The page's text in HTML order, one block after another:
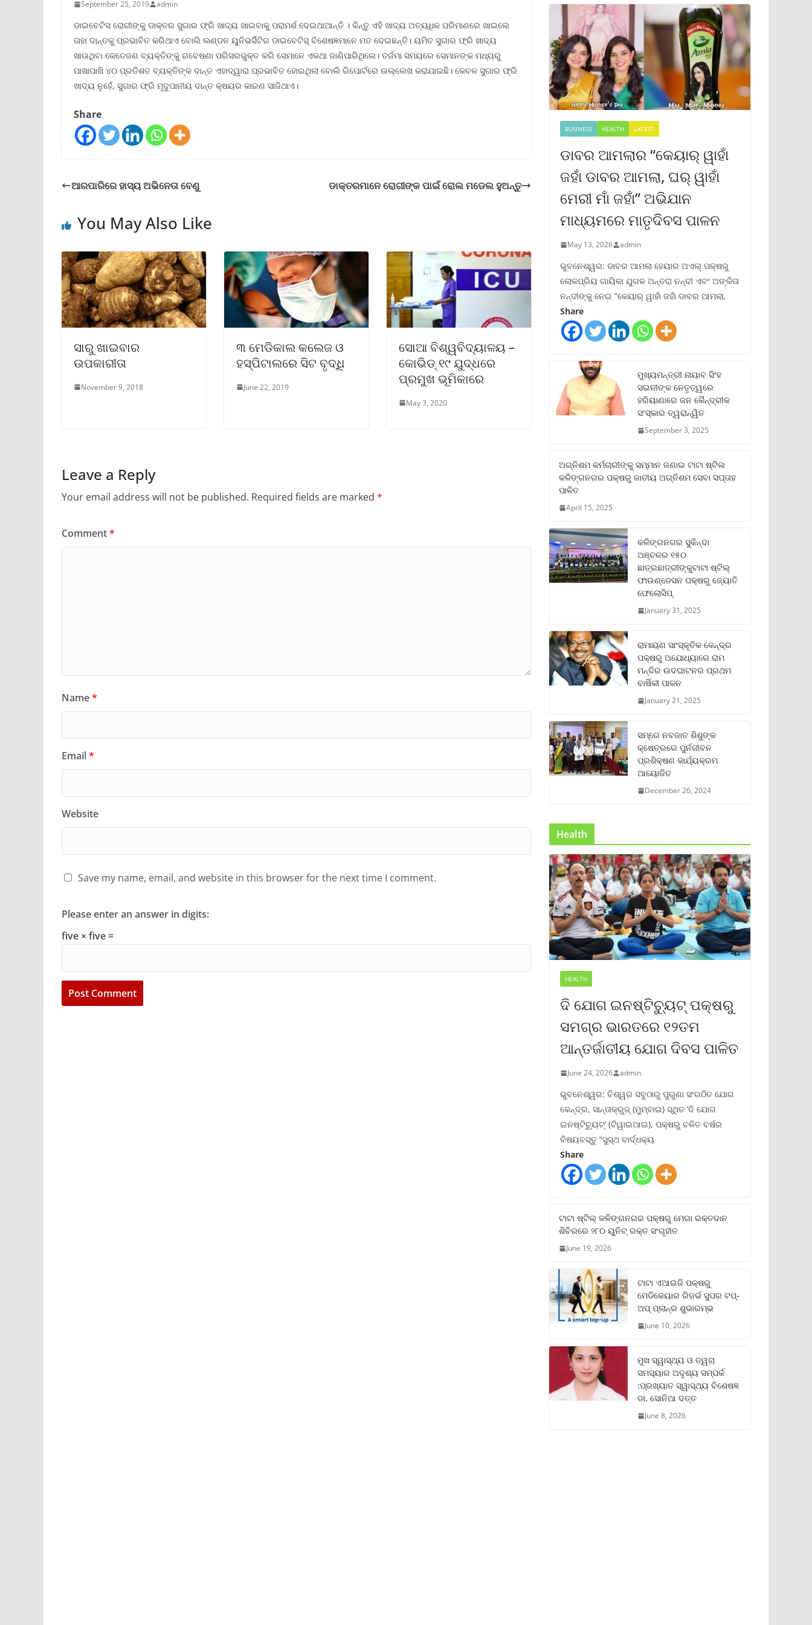
September 25, 2019 admin
ଡାଇବେଟିସ ରୋଗୀଙ୍କୁ ଡାକ୍ତର ସୁଗାର ଫ୍ରି ଖାଦ୍ୟ ଖାଇବାକୁ ପରାମର୍ଶ ଦେଇଥାଆନ୍ତି । କିନ୍ତୁ ଏହି ଖାଦ୍ୟ ଅତ୍ୟଧିକ ପରିମାଣରେ ଖାଇଲେ
ତାହା ଦାନ୍ତକୁ ପ୍ରଭାବିତ କରିଥାଏ ବୋଲି ଲଣ୍ଡନ ୟୁନିଭର୍ସିଟିର ଡାଇବେଟିସ୍ ବିଶେଷଜ୍ଞମାନେ ମତ ଦେଇଛନ୍ତି। ୟମିତ ସୁଗାର ଫ୍ରି ଖାଦ୍ୟ
ଖାଉଥିବା କେତେଜଣ ବ୍ୟକ୍ତିଙ୍କୁ ଗବେଷଣା ପରିସରଭୁକ୍ତ କରି ସେମାନେ ଏକଥା ଜାଣିପାରିଥିଲେ। ତର୍ଜମା ସମୟରେ ସେମାନଙ୍କ ମଧ୍ୟରୁ
ପାଖାପାଖି ୪୦ ପ୍ରତିଶତ ବ୍ୟକ୍ତିଙ୍କ ଦାନ୍ତ ଏହାଦ୍ୱାରା ପ୍ରଭାବିତ ହୋଇଥିଲା ବୋଲି ରିପୋର୍ଟରେ ଉଲ୍ଲେଖ କରାଯାଇଛି। କେବଳ ସୁଗାର ଫ୍ରି
ଖାଦ୍ୟ ନୁହେଁ, ସୁଗାର ଫ୍ରି ମୃଦୁପାନୀୟ ଦାନ୍ତ କ୍ଷୟର କାରଣ ସାଜିଥାଏ।
Share
ଆରପାରିରେ ହାସ୍ୟ ଅଭିନେତା ବେଣୁ ଡାକ୍ତରମାନେ ରୋଗୀଙ୍କ ପାଇଁ ରୋଲ ମଡେଲ ହୁଅନ୍ତୁ
You May Also Like
ସାରୁ ଖାଇବାର
ଉପକାରୀତା
November 9, 2018
୩ ମେଡିକାଲ କଲେଜ ଓ
ହସ୍ପିଟାଲରେ ସିଟ ବୃଦ୍ଧି
June 22, 2019
ସୋଆ ବିଶ୍ୱବିଦ୍ୟାଳୟ –
କୋଭିଡ୍‌ ୧୯ ଯୁଦ୍ଧରେ
ପ୍ରମୁଖ ଭୂମିକାରେ
May 3, 2020
Leave a Reply
Your email address will not be published. Required fields are marked *
Comment*
Name*
Email*
Website
Save my name, email, and website in this browser for the next time I comment.
Please enter an answer in digits:
five × five =
BUSINESS HEALTH LATEST
ଡାବର ଆମଲାର “କେୟାର୍ ୱାହାଁ
ଜହାଁ ଡାବର ଆମଲା, ଘର୍ ୱାହାଁ
ମେରୀ ମାଁ ଜହାଁ” ଅଭିଯାନ
ମାଧ୍ୟମରେ ମାତୃଦିବସ ପାଳନ
May 13, 2026 admin
ଭୁବନେଶ୍ୱର: ଡାବର ଆମଲା ହେୟାର ଅଏଲ୍ ପକ୍ଷରୁ
ଲୋକପ୍ରିୟ ଗାୟିକା ଯୁଗଳ ଅନ୍ତରା ନନ୍ଦୀ ଏବଂ ଅଙ୍କିତା
ନନ୍ଦୀଙ୍କୁ ନେଇ “କେୟାର୍ ୱାହାଁ ଜହାଁ ଡାବର ଆମଲା,
Share
ମୁଖ୍ୟମନ୍ତ୍ରୀ ନାୟାବ ସିଂହ
ସଇନୀଙ୍କ ନେତୃତ୍ୱରେ
ହରିୟାଣାରେ ଜନ କୈନ୍ଦ୍ରୀକ
ସଂସ୍କାର ତ୍ୱରାନ୍ୱିତ
September 3, 2025
ଅଗ୍ନିଶମ କର୍ମଚାରୀଙ୍କୁ ସମ୍ମାନ ଜଣାଇ ଟାଟା ଷ୍ଟିଲ
କଳିଙ୍ଗନଗର ପକ୍ଷରୁ ଜାତୀୟ ଅଗ୍ନିଶମ ସେବା ସପ୍ତାହ
ପାଳିତ
April 15, 2025
କଳିଙ୍ଗନଗର ସୁକିନ୍ଦା
ଅଞ୍ଚଳର ୧୫୦
ଛାତ୍ରଛାତ୍ରୀଙ୍କୁଟାଟା ଷ୍ଟିଲ୍
ଫାଉଣ୍ଡେସନ ପକ୍ଷରୁ ଜ୍ୟୋତି
ଫେଲୋସିପ୍‌
January 31, 2025
ରାମାୟଣ ସାଂସ୍କୃତିକ କେନ୍ଦ୍ର
ପକ୍ଷରୁ ଅଯୋଧ୍ୟାରେ ରାମ
ମନ୍ଦିର ଉଦଘାଟନର ପ୍ରଥମ
ବାର୍ଷିକୀ ପାଳନ
January 21, 2025
ସମ୍‌ରେ ନବଜାତ ଶିଶୁଙ୍କ
କ୍ଷେତ୍ରରେ ପୁର୍ନଜୀବନ
ପ୍ରଶିକ୍ଷଣ କାର୍ଯ୍ୟକ୍ରମ
ଆୟୋଜିତ
December 26, 2024
Health
HEALTH
ଦି ଯୋଗ ଇନଷ୍ଟିଚ୍ୟୁଟ୍ ପକ୍ଷରୁ
ସମଗ୍ର ଭାରତରେ ୧୨ତମ
ଆନ୍ତର୍ଜାତୀୟ ଯୋଗ ଦିବସ ପାଳିତ
June 24, 2026 admin
ଭୁବନେଶ୍ୱର: ବିଶ୍ୱର ସବୁଠାରୁ ପୁରୁଣା ସଂଗଠିତ ଯୋଗ
କେନ୍ଦ୍ର, ସାନ୍ତାକ୍ରୁଜ୍ (ମୁମ୍ବାଇ) ସ୍ଥିତ ‘ଦି ଯୋଗ
ଇନଷ୍ଟିଚ୍ୟୁଟ୍‌’ (ଟିୱାଇଆଇ), ପକ୍ଷରୁ ଚଳିତ ବର୍ଷର
ବିଷୟବସ୍ତୁ “ସୁସ୍ଥ ବାର୍ଦ୍ଧକ୍ୟ
Share
ଟାଟା ଷ୍ଟିଲ୍‌ କଳିଙ୍ଗନଗର ପକ୍ଷରୁ ମେଗା ରକ୍ତଦାନ
ଶିବିରରେ ୨୮୦ ୟୁନିଟ୍‌ ରକ୍ତ ସଂଗୃହୀତ
June 19, 2026
ଟାଟା ଏଆଇଜି ପକ୍ଷରୁ
ମେଡିକେୟାର ରିଜର୍ଭ ସୁପର ଟପ୍‌-
ଅପ୍ ପ୍ଲାନ୍‌ର ଶୁଭାରମ୍ଭ
June 10, 2026
ମୁଖ ସ୍ୱାସ୍ଥ୍ୟ ଓ ତ୍ୱଚା
ସମସ୍ୟାର ଅଦୃଶ୍ୟ ସମ୍ପର୍କ
:ପ୍ରଖ୍ୟାତ ସ୍ୱାସ୍ଥ୍ୟ ବିଶେଷଜ୍ଞ
ଡା. ସୋନିଆ ଦତ୍ତ
June 8, 2026